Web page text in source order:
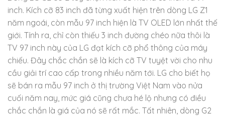
inch. Kích cỡ 83 inch đã từng xuất hiện trên dòng LG Z1
năm ngoái, còn mẫu 97 inch hiện là TV OLED lớn nhất thế
giới. Tính ra, chỉ còn thiếu 3 inch đường chéo nữa thôi là
TV 97 inch này của LG đạt kích cỡ phổ thông của máy
chiếu. Đây chắc chắn sẽ là kích cỡ TV tuyệt vời cho nhu
cầu giải trí cao cấp trong nhiều năm tới. LG cho biết họ
sẽ bán ra mẫu 97 inch ở thị trường Việt Nam vào nửa
cuối năm nay, mức giá cũng chưa hé lộ nhưng có điều
chắc chắn là giá của nó sẽ rất mắc. Tất nhiên, dòng G2